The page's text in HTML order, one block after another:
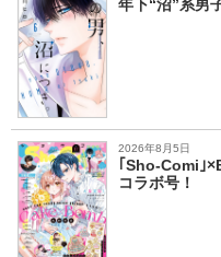
年下“沼”系男
2026年8月5日
｢Sho-Comi｣
コラボ号！